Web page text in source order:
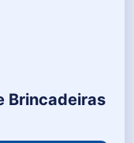
Brincadeiras